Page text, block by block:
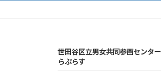
世田谷区立男女共同参画センター
らぷらす